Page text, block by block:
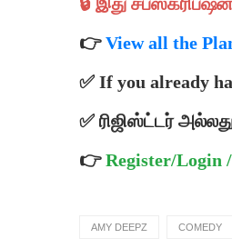
👉View all the
✅ If you already
✅ ரிஜிஸ்ட்டர்
👉Register/Login
AMY DEEPZ COMEDY